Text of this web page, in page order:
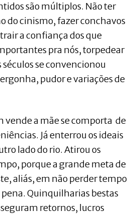
são múltiplos. Não ter
do cinismo, fazer conchavos
a confiança dos que
pra nós, torpedear
se convencionou
pudor e variações de
a mãe se comporta de
Já enterrou os ideais
lado do rio. Atirou os
porque a grande meta de
aliás, em não perder tempo
pena. Quinquilharias bestas
retornos, lucros